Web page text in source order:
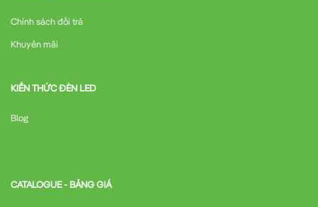
Chính sách đổi trả
Khuyến mãi
KIẾN THỨC ĐÈN LED
Blog
CATALOGUE - BẢNG GIÁ